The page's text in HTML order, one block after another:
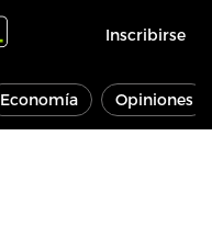
Inscribirse
Economía Opiniones